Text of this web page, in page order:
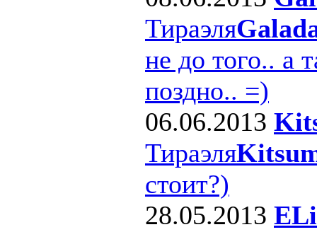
Тираэля
не до того.. а
поздно.. =)
06.06.2013
Тираэля
стоит?)
28.05.2013 ELi